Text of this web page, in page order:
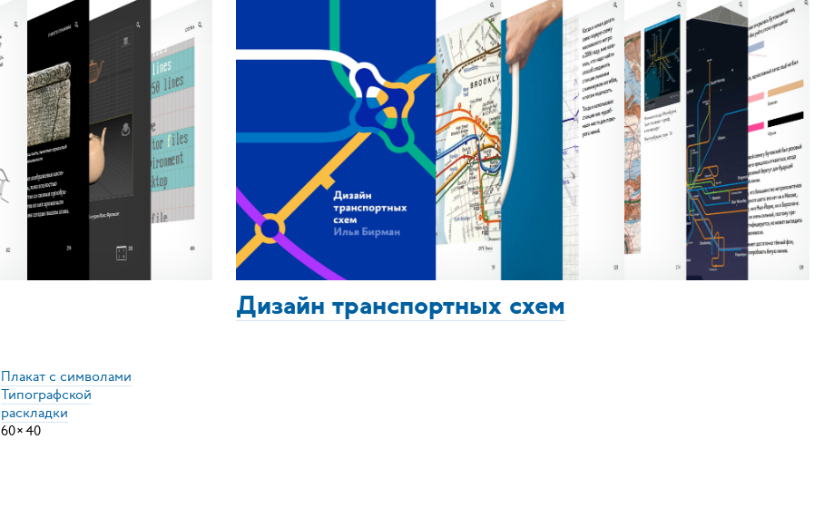
Дизайн транспортных схем
Плакат с символами
Типографской
раскладки
60×40